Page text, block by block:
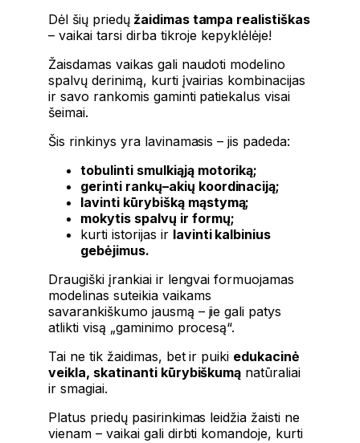
Dėl šių priedųžaidimas tampa realistiškas
– vaikai tarsi dirba tikroje kepyklėlėje!
Žaisdamas vaikas gali naudoti modelino
spalvų derinimą, kurti įvairias kombinacijas
ir savo rankomis gaminti patiekalus visai
šeimai.
Šis rinkinys yra lavinamasis – jis padeda:
tobulinti smulkiąją motoriką;
gerinti rankų–akių koordinaciją;
lavinti kūrybišką mąstymą;
mokytis spalvų ir formų;
kurti istorijas ir lavinti kalbinius
gebėjimus.
Draugiški įrankiai ir lengvai formuojamas
modelinas suteikia vaikams
savarankiškumo jausmą – jie gali patys
atlikti visą „gaminimo procesą“.
Tai ne tik žaidimas, bet ir puiki edukacinė
veikla, skatinanti kūrybiškumą natūraliai
ir smagiai.
Platus priedų pasirinkimas leidžia žaisti ne
vienam – vaikai gali dirbti komandoje, kurti